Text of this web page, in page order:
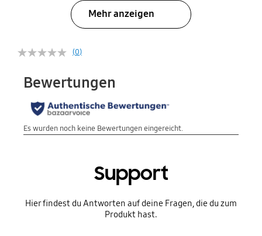
Mehr anzeigen
(0)
Support
Hier findest du Antworten auf deine Fragen, die du zum
Produkt hast.